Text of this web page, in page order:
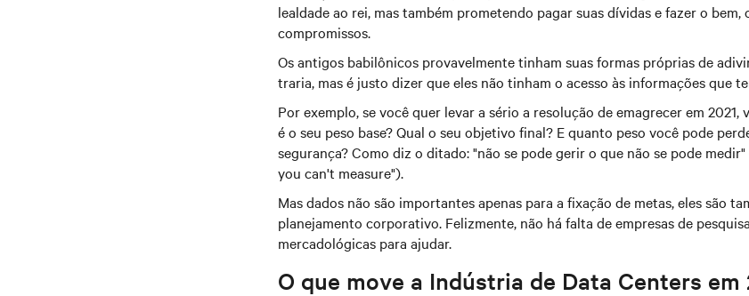
lealdade ao rei, mas também prometendo pagar suas dívidas e fazer o
compromissos.
Os antigos babilônicos provavelmente tinham suas formas próprias de
traria, mas é justo dizer que eles não tinham o acesso às informações que
Por exemplo, se você quer levar a sério a resolução de emagrecer em 2021,
é o seu peso base? Qual o seu objetivo final? E quanto peso você pode
segurança? Como diz o ditado: "não se pode gerir o que não se pode
you can't measure").
Mas dados não são importantes apenas para a fixação de metas, eles são
planejamento corporativo. Felizmente, não há falta de empresas de
mercadológicas para ajudar.
O que move a Indústria de Data Centers em